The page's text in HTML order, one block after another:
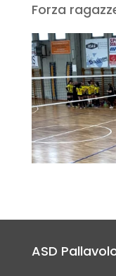
Forza
ASD